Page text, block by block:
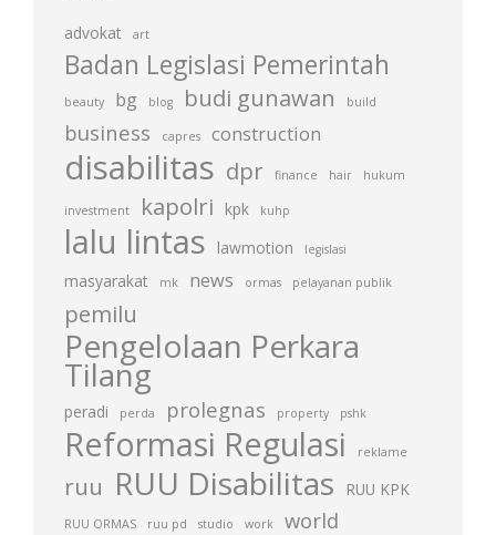
advokat art
Badan Legislasi Pemerintah
beauty bg blog budi gunawan build
business capres construction
disabilitas dpr finance hair hukum
investment kapolri kpk kuhp
lalu lintas lawmotion legislasi
masyarakat mk news ormas pelayanan publik
pemilu
Pengelolaan Perkara
Tilang
peradi perda prolegnas property pshk
Reformasi Regulasi reklame
ruu RUU Disabilitas RUU KPK
RUU ORMAS ruu pd studio work world